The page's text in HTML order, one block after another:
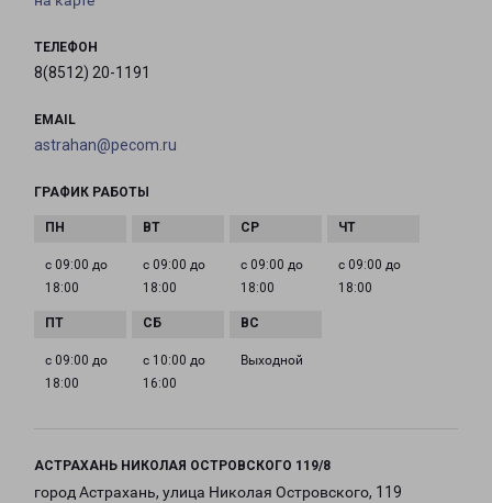
ТЕЛЕФОН
8(8512) 20-1191
EMAIL
astrahan@pecom.ru
ГРАФИК РАБОТЫ
с 09:00 до
18:00
с 09:00 до
18:00
с 09:00 до
18:00
с 09:00 до
18:00
с 09:00 до
18:00
с 10:00 до
16:00
Выходной
АСТРАХАНЬ НИКОЛАЯ ОСТРОВСКОГО 119/8
город Астрахань, улица Николая Островского, 119